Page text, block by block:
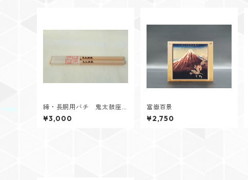
締・長胴用バチ 鬼太鼓座
モデル
¥3,000
富嶽百景
¥2,750